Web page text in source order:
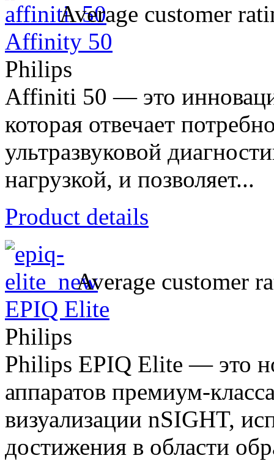
Average customer
Affinity 50
Philips
Affiniti 50 — это
которая отвечает
ультразвуковой
нагрузкой, и позволяет...
Product details
Average customer
EPIQ Elite
Philips
Philips EPIQ Elite — это
аппаратов премиум-
визуализации nSIGHT,
достижения в области